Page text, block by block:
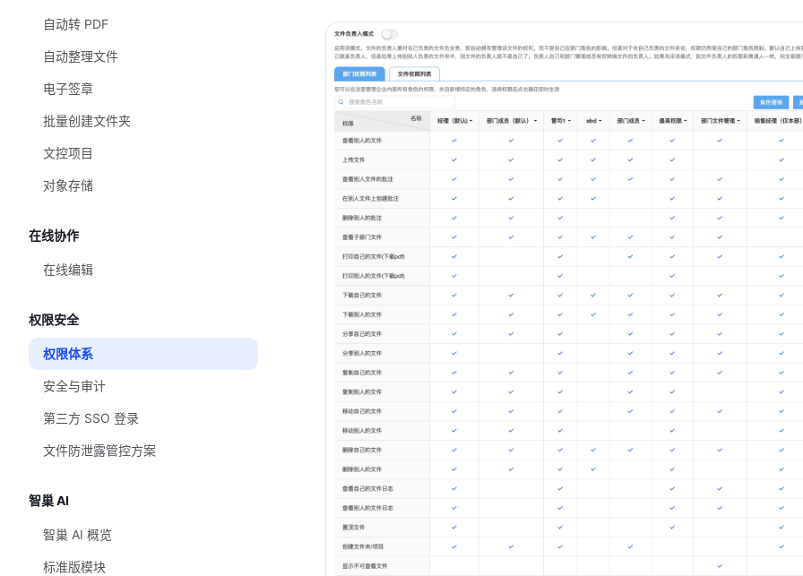
自动转 PDF
自动整理文件
电子签章
批量创建文件夹
文控项目
对象存储
在线协作
在线编辑
权限安全
权限体系
安全与审计
第三方 SSO 登录
文件防泄露管控方案
智巢 AI
智巢 AI 概览
标准版模块